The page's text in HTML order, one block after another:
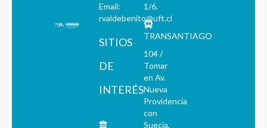
Email:
rvaldebenito@uft.cl
SITIOS
DE
INTERÉS
1/6.
TRANSANTIAGO
104 /
Tomar
en Av.
Nueva
Providencia
con
Suecia,